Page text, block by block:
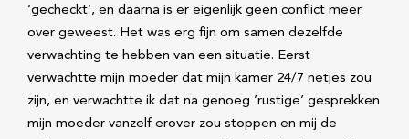
‘gecheckt’, en daarna is er eigenlijk geen conflict meer
over geweest. Het was erg fijn om samen dezelfde
verwachting te hebben van een situatie. Eerst
verwachtte mijn moeder dat mijn kamer 24/7 netjes zou
zijn, en verwachtte ik dat na genoeg ’rustige’ gesprekken
mijn moeder vanzelf erover zou stoppen en mij de